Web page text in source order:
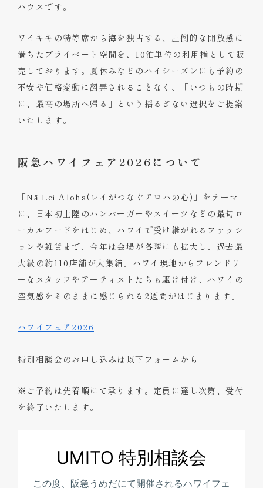
ハウスです。
ワイキキの特等席から海を独占する、圧倒的な開放感に
満ちたプライベート空間を、10泊単位の利用権として販
売しております。夏休みなどのハイシーズンにも予約の
不安や価格変動に翻弄されることなく、「いつもの時期
に、最高の場所へ帰る」という揺るぎない選択をご提案
いたします。
阪急ハワイフェア2026について
「Nā Lei Aloha(レイがつなぐアロハの心)」をテーマ
に、日本初上陸のハンバーガーやスイーツなどの最旬ロ
ーカルフードをはじめ、ハワイで受け継がれるファッシ
ョンや雑貨まで、今年は会場が各階にも拡大し、過去最
大級の約110店舗が大集結。ハワイ現地からフレンドリ
ーなスタッフやアーティストたちも駆け付け、ハワイの
空気感をそのままに感じられる2週間がはじまります。
ハワイフェア2026
特別相談会のお申し込みは以下フォームから
※ご予約は先着順にて承ります。定員に達し次第、受付
を終了いたします。